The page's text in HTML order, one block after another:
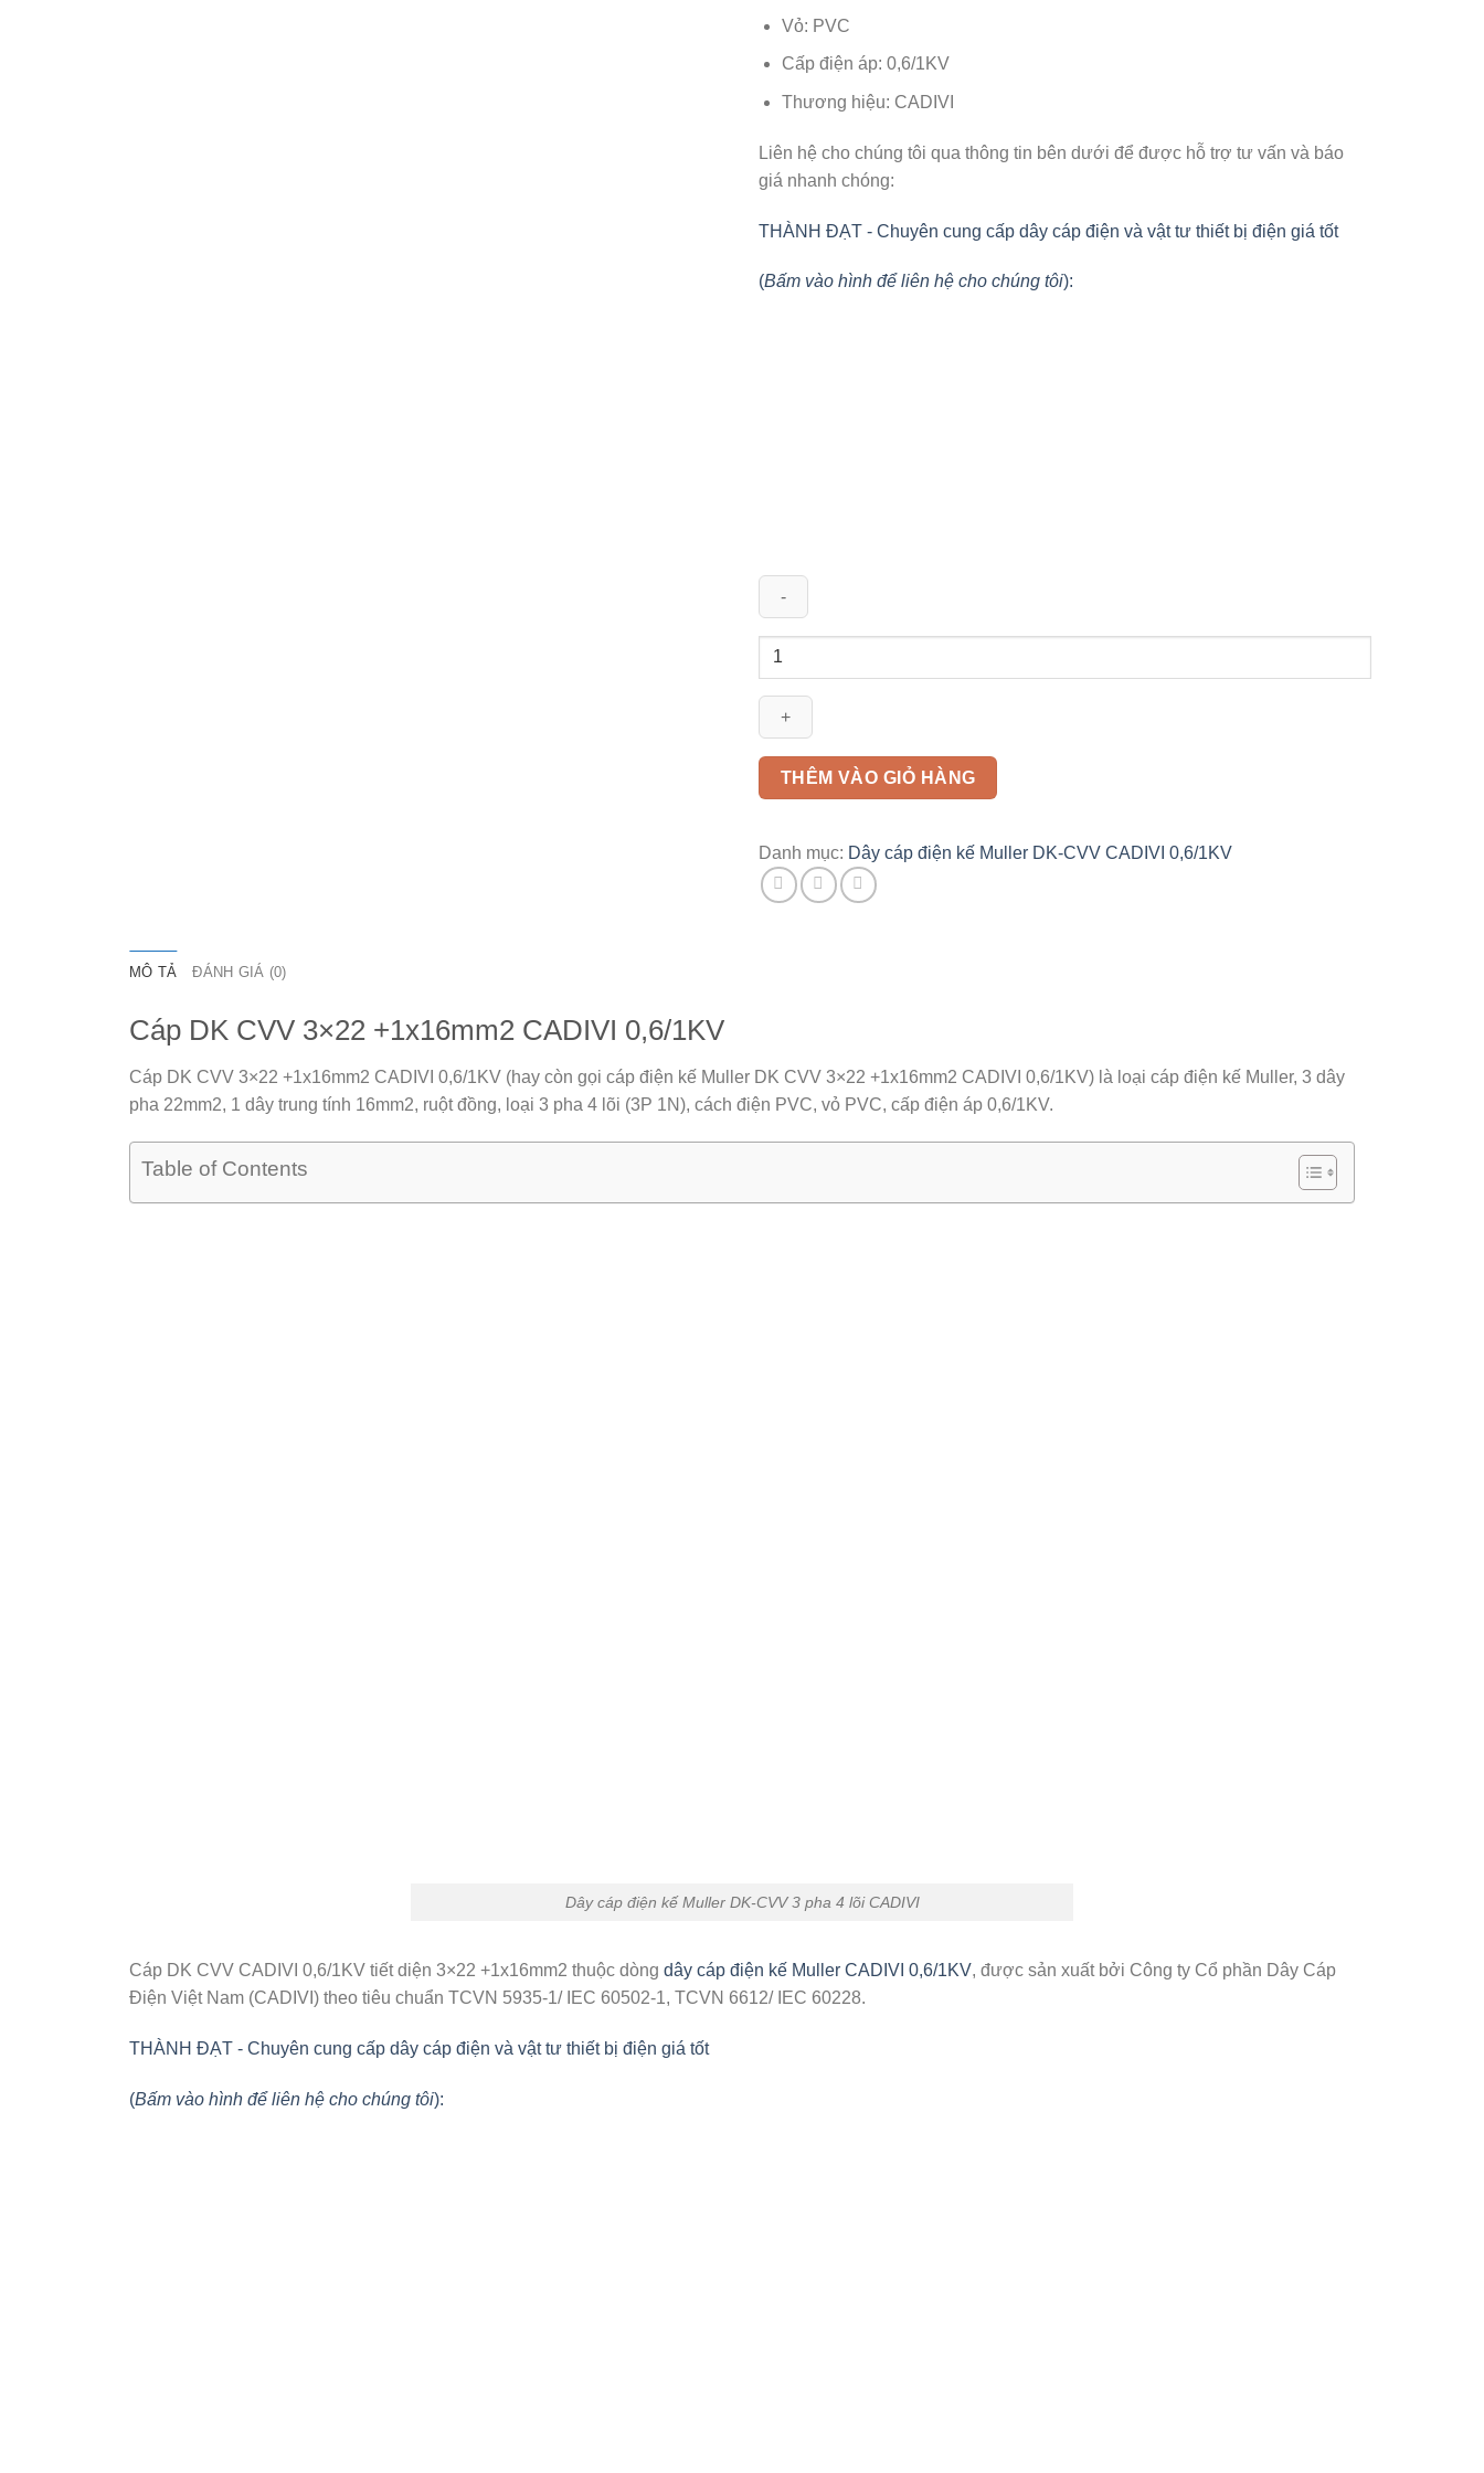
Vỏ: PVC
Cấp điện áp: 0,6/1KV
Thương hiệu: CADIVI
Liên hệ cho chúng tôi qua thông tin bên dưới để được hỗ trợ tư vấn và báo
giá nhanh chóng:
THÀNH ĐẠT - Chuyên cung cấp dây cáp điện và vật tư thiết bị điện giá tốt
(Bấm vào hình để liên hệ cho chúng tôi):
Cáp
CVV
3x22
CADIVI
0,6/1KV
lượng
THÊM VÀO GIỎ HÀNG
Danh mục: Dây cáp điện kế Muller DK-CVV CADIVI 0,6/1KV
MÔ TẢ ĐÁNH GIÁ (0)
Cáp DK CVV 3×22 +1x16mm2 CADIVI 0,6/1KV
Cáp DK CVV 3×22 +1x16mm2 CADIVI 0,6/1KV (hay còn gọi cáp điện kế Muller DK CVV 3×22 +1x16mm2 CADIVI 0,6/1KV) là loại cáp điện kế Muller, 3 dây
pha 22mm2, 1 dây trung tính 16mm2, ruột đồng, loại 3 pha 4 lõi (3P 1N), cách điện PVC, vỏ PVC, cấp điện áp 0,6/1KV.
Table of Contents
Dây cáp điện kế Muller DK-CVV 3 pha 4 lõi CADIVI
Cáp DK CVV CADIVI 0,6/1KV tiết diện 3×22 +1x16mm2 thuộc dòng dây cáp điện kế Muller CADIVI 0,6/1KV, được sản xuất bởi Công ty Cổ phần Dây Cáp
Điện Việt Nam (CADIVI) theo tiêu chuẩn TCVN 5935-1/ IEC 60502-1, TCVN 6612/ IEC 60228.
THÀNH ĐẠT - Chuyên cung cấp dây cáp điện và vật tư thiết bị điện giá tốt
(Bấm vào hình để liên hệ cho chúng tôi):